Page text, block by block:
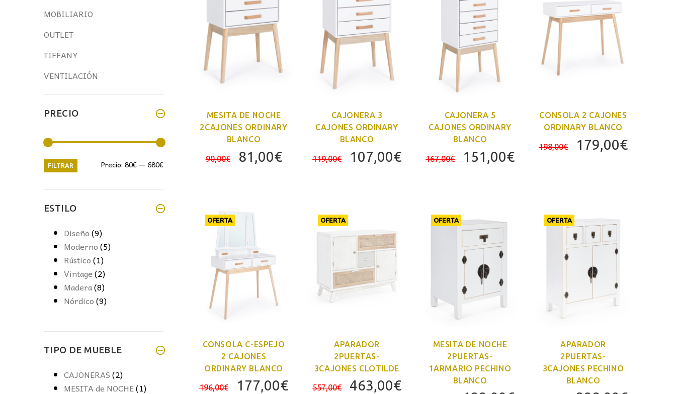
MOBILIARIO
OUTLET
TIFFANY
VENTILACIÓN
PRECIO
Precio
Precio
FILTRAR Precio: 80€ — 680€
ESTILO
Diseño(9)
Moderno(5)
Rústico(1)
Vintage(2)
Madera(8)
Nórdico(9)
TIPO DE MUEBLE
CAJONERAS(2)
MESITA de NOCHE(1)
MESITA DE NOCHE
2CAJONES ORDINARY
BLANCO
90,00€
El
90,00€.
81,00€El
81,00€.
CAJONERA 3
CAJONES ORDINARY
BLANCO
119,00€
El
107,00€El
107,00€.
CAJONERA 5
CAJONES ORDINARY
BLANCO
167,00€
El
151,00€El
151,00€.
CONSOLA 2 CAJONES
ORDINARY BLANCO
198,00€
El
179,00€El
OFERTA
CONSOLA C-ESPEJO
2 CAJONES
ORDINARY BLANCO
196,00€
El
177,00€El
OFERTA
APARADOR
2PUERTAS-
3CAJONES CLOTILDE
557,00€
El
463,00€El
OFERTA
MESITA DE NOCHE
2PUERTAS-
1ARMARIO PECHINO
BLANCO
OFERTA
APARADOR
2PUERTAS-
3CAJONES PECHINO
BLANCO